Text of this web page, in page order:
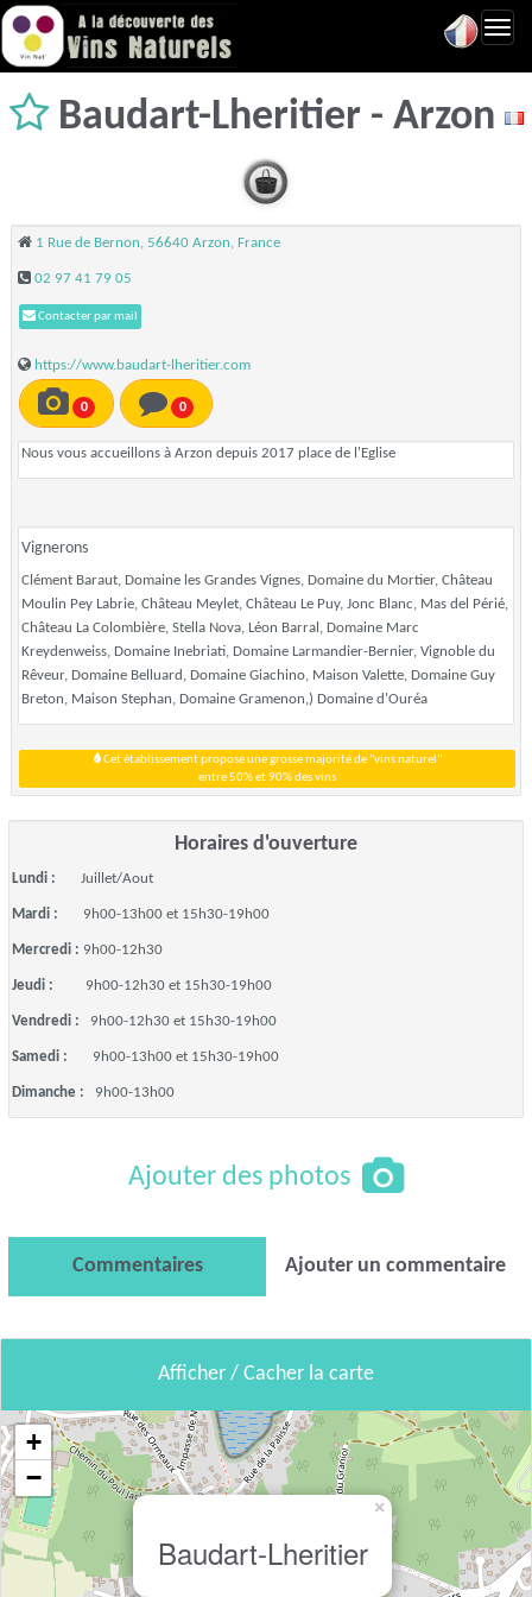
Baudart-Lheritier - Arzon
1 Rue de Bernon, 56640 Arzon, France
02 97 41 79 05
Contacter par mail
https://www.baudart-lheritier.com
0 0
Nous vous accueillons à Arzon depuis 2017 place de l'Eglise
Vignerons
Clément Baraut, Domaine les Grandes Vignes, Domaine du Mortier, Château
Moulin Pey Labrie, Château Meylet, Château Le Puy, Jonc Blanc, Mas del Périé,
Château La Colombière, Stella Nova, Léon Barral, Domaine Marc
Kreydenweiss, Domaine Inebriati, Domaine Larmandier-Bernier, Vignoble du
Rêveur, Domaine Belluard, Domaine Giachino, Maison Valette, Domaine Guy
Breton, Maison Stephan, Domaine Gramenon,) Domaine d'Ouréa
Cet établissement propose une grosse majorité de "vins naturel"
entre 50% et 90% des vins
Horaires d'ouverture
Lundi : Juillet/Aout
Mardi : 9h00-13h00 et 15h30-19h00
Mercredi : 9h00-12h30
Jeudi : 9h00-12h30 et 15h30-19h00
Vendredi : 9h00-12h30 et 15h30-19h00
Samedi : 9h00-13h00 et 15h30-19h00
Dimanche : 9h00-13h00
Ajouter des photos
Commentaires Ajouter un commentaire
Afficher / Cacher la carte
Baudart-Lheritier
×
+
−